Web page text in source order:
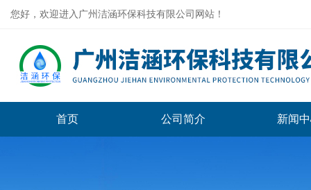
您好，欢迎进入广州洁涵环保科技有限公司网站！
首页 公司简介 新闻